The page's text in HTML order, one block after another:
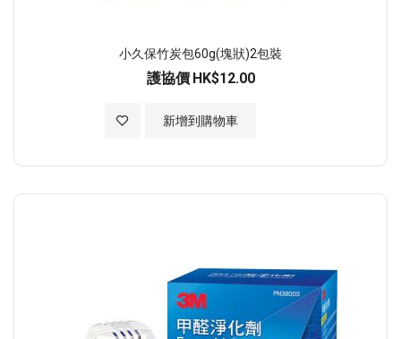
小久保竹炭包60g(塊狀)2包裝
護協價 HK$12.00
新增到購物車
加入至願望清單